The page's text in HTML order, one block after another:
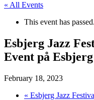
« All Events
This event has passed.
Esbjerg Jazz
Event på
February 18, 2023
« Esbjerg Jazz